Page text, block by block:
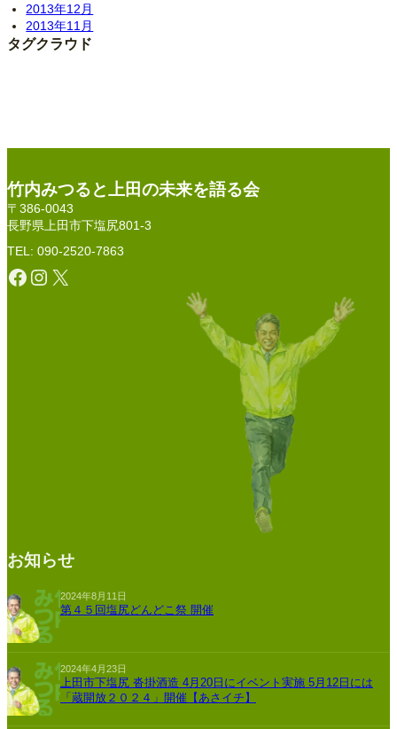
2013年12月
2013年11月
タグクラウド
竹内みつると上田の未来を語る会
〒386-0043
長野県上田市下塩尻801-3
TEL: 090-2520-7863
Facebook Instagram X
お知らせ
2024年8月11日
第４５回塩尻どんどこ祭 開催
2024年4月23日
上田市下塩尻 沓掛酒造 4月20日にイベント実施 5月12日には
「蔵開放２０２４」開催【あさイチ】